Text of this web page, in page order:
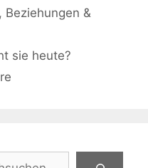
Beziehungen &
sie heute?